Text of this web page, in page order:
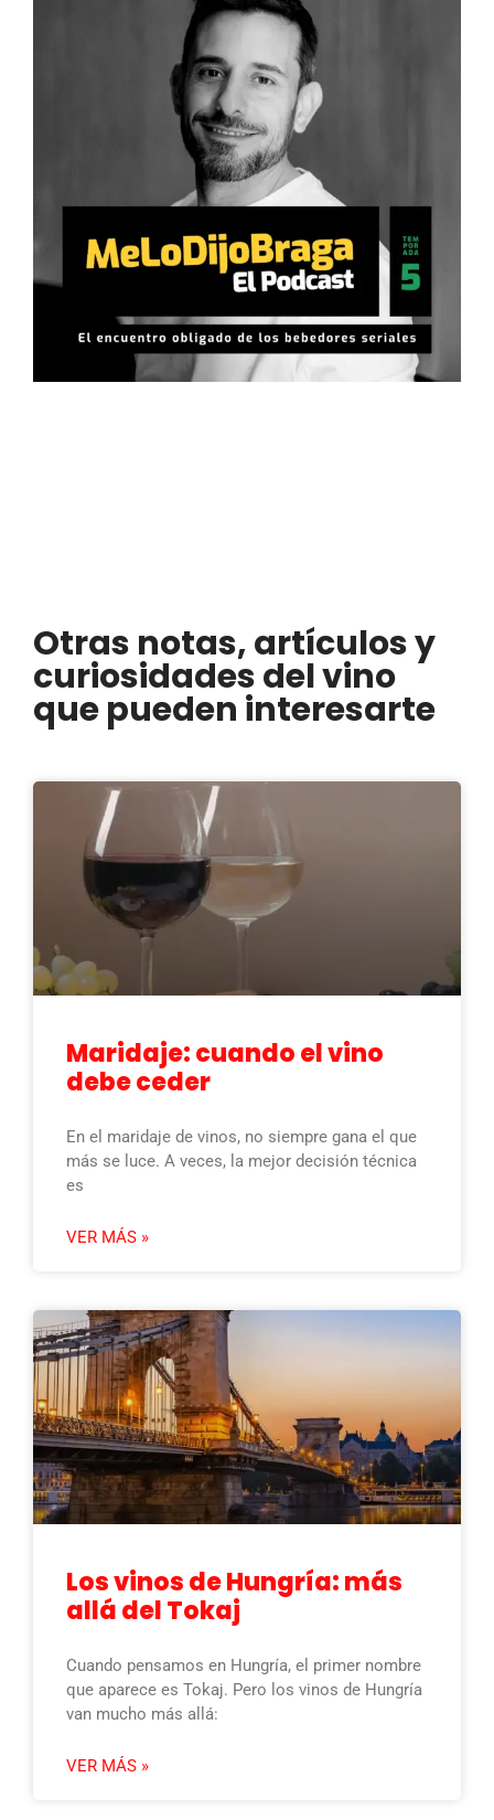
Otras notas, artículos y
curiosidades del vino
que pueden interesarte
Maridaje: cuando el vino
debe ceder
En el maridaje de vinos, no siempre gana el que
más se luce. A veces, la mejor decisión técnica
es
VER MÁS »
Los vinos de Hungría: más
allá del Tokaj
Cuando pensamos en Hungría, el primer nombre
que aparece es Tokaj. Pero los vinos de Hungría
van mucho más allá:
VER MÁS »